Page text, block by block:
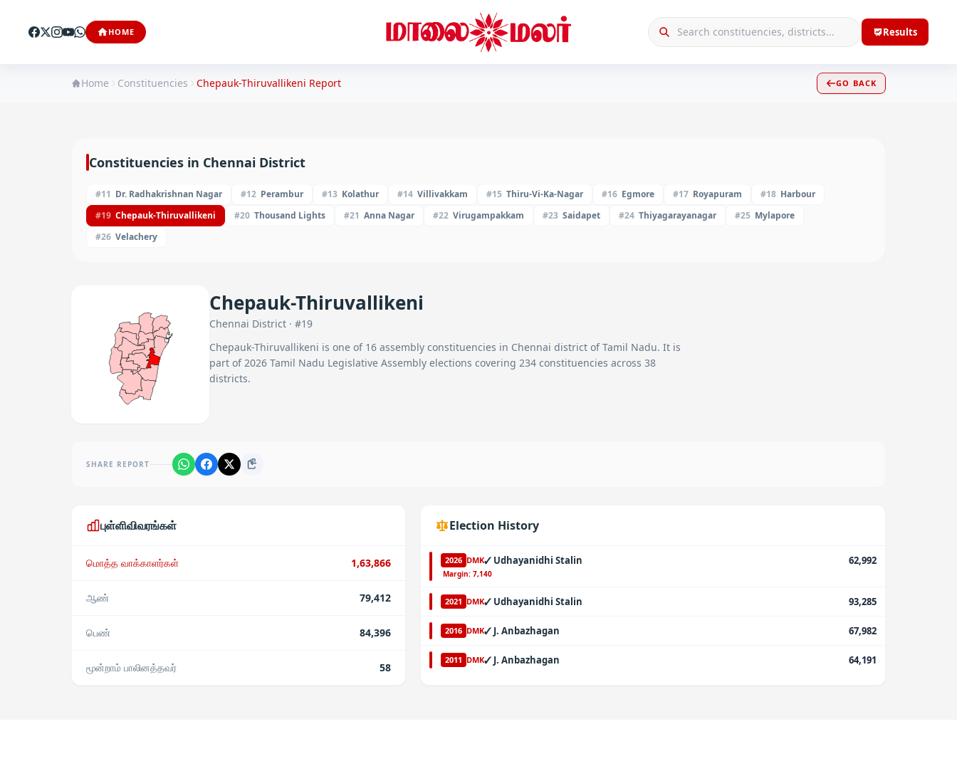
HOME Results
Home Constituencies Chepauk-Thiruvallikeni Report GO BACK
Constituencies in Chennai District
#11 Dr. Radhakrishnan Nagar #12 Perambur #13 Kolathur #14 Villivakkam #15 Thiru-Vi-Ka-Nagar #16 Egmore #17 Royapuram #18 Harbour
#19 Chepauk-Thiruvallikeni #20 Thousand Lights #21 Anna Nagar #22 Virugampakkam #23 Saidapet #24 Thiyagarayanagar #25 Mylapore
#26 Velachery
Chepauk-Thiruvallikeni
Chennai District · #19
Chepauk-Thiruvallikeni is one of 16 assembly constituencies in Chennai district of Tamil Nadu. It is
part of 2026 Tamil Nadu Legislative Assembly elections covering 234 constituencies across 38
districts.
SHARE REPORT
புள்ளிவிவரங்கள்
மொத்த வாக்காளர்கள் 1,63,866
ஆண் 79,412
பெண் 84,396
மூன்றாம் பாலினத்தவர் 58
Election History
2026 DMK✓ Udhayanidhi Stalin 62,992
·Margin: 7,140
2021 DMK✓ Udhayanidhi Stalin 93,285
2016 DMK✓ J. Anbazhagan 67,982
2011 DMK✓ J. Anbazhagan 64,191